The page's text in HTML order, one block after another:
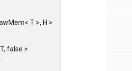
T >, H >
false >